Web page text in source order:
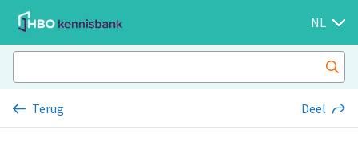
NL
Terug Deel